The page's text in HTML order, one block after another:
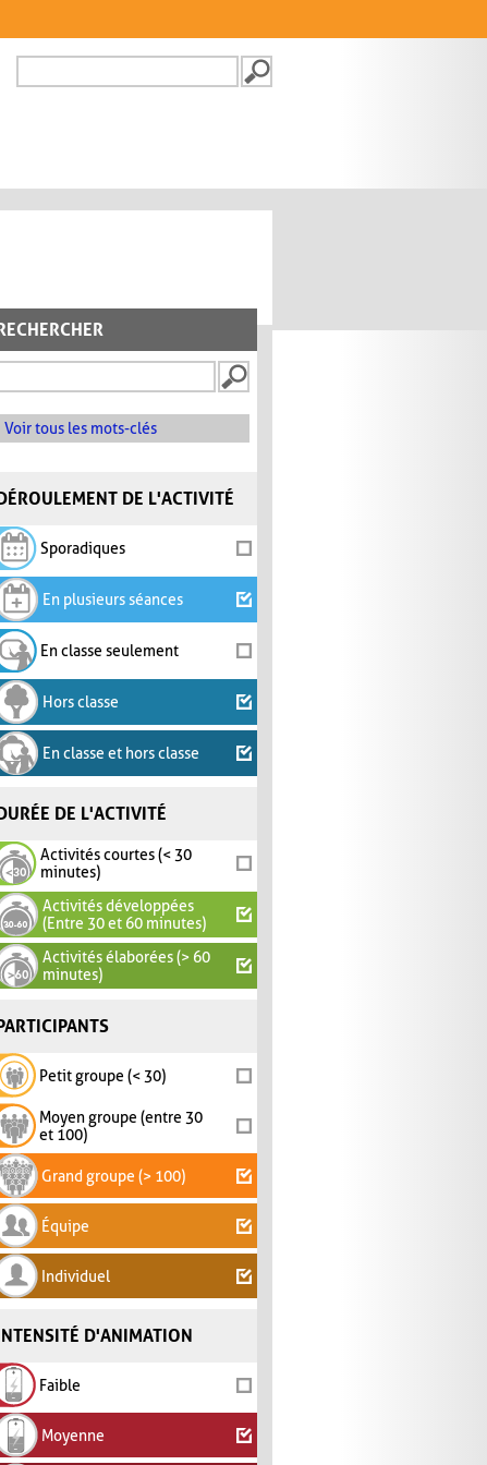
FORMULAIRE DE
RECHERCHER
Voir tous les mots-clés
DE L'ACTIVITÉ
Sporadiques
En plusieurs séances
En classe seulement
Hors classe
En classe et hors classe
DE L'ACTIVITÉ
Activités courtes (< 30
minutes)
Activités développées
(Entre 30 et 60 minutes)
Activités élaborées (> 60
minutes)
PARTICIPANTS
Petit groupe (< 30)
Moyen groupe (entre 30
et 100)
Grand groupe (> 100)
Équipe
Individuel
D'ANIMATION
Faible
Moyenne